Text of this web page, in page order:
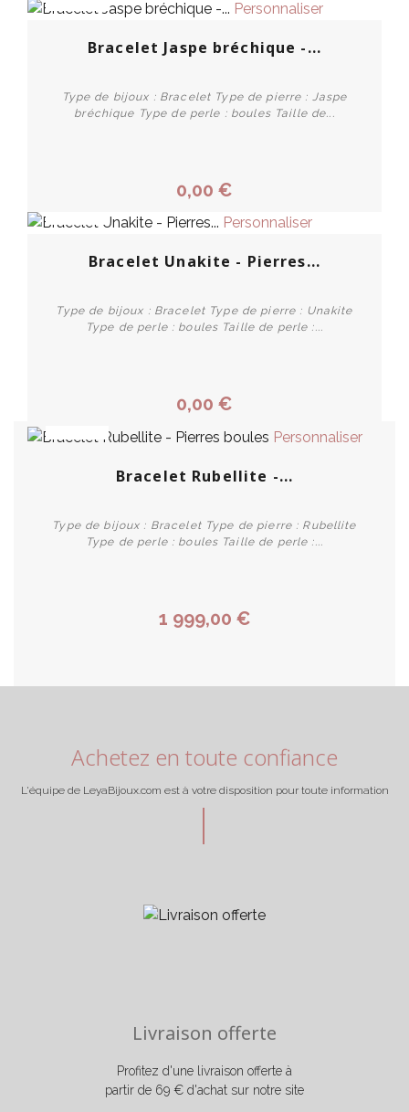
Personnaliser
Bracelet Jaspe bréchique -...
Type de bijoux : Bracelet Type de pierre : Jaspe
bréchique Type de perle : boules Taille de...
0,00 €
Personnaliser
Bracelet Unakite - Pierres...
Type de bijoux : Bracelet Type de pierre : Unakite
Type de perle : boules Taille de perle :...
0,00 €
Personnaliser
Bracelet Rubellite -...
Type de bijoux : Bracelet Type de pierre : Rubellite
Type de perle : boules Taille de perle :...
1 999,00 €
Achetez en toute confiance
L'équipe de LeyaBijoux.com est à votre disposition pour toute information
Livraison offerte
Profitez d'une livraison offerte à
partir de 69 € d'achat sur notre site